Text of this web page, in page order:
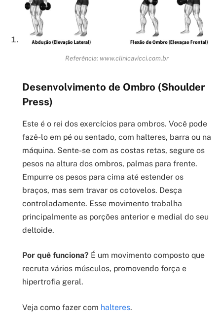
Referência: www.clinicavicci.com.br
Desenvolvimento de Ombro (Shoulder
Press)
Este é o rei dos exercícios para ombros. Você pode
fazê-lo em pé ou sentado, com halteres, barra ou na
máquina. Sente-se com as costas retas, segure os
pesos na altura dos ombros, palmas para frente.
Empurre os pesos para cima até estender os
braços, mas sem travar os cotovelos. Desça
controladamente. Esse movimento trabalha
principalmente as porções anterior e medial do seu
deltoide.
Por quê funciona? É um movimento composto que
recruta vários músculos, promovendo força e
hipertrofia geral.
Veja como fazer com halteres.